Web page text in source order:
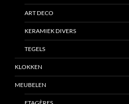
ART DECO
KERAMIEK DIVERS
TEGELS
KLOKKEN
MEUBELEN